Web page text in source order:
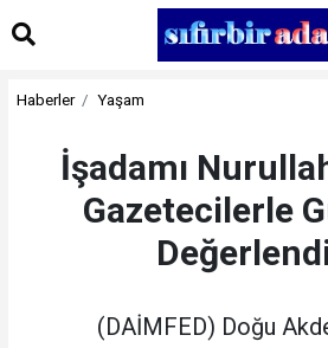
Haberler Yaşam
İşadamı
Gazetecilerle
(DAİMFED) Doğu